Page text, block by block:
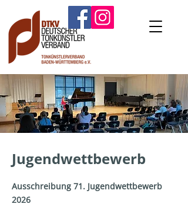
Jugendwettbewerb
Ausschreibung 71. Jugendwettbewerb
2026